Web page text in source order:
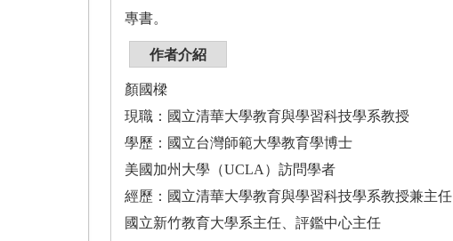
專書。
作者介紹
顏國樑
現職：國立清華大學教育與學習科技學系教授
學歷：國立台灣師範大學教育學博士
美國加州大學（UCLA）訪問學者
經歷：國立清華大學教育與學習科技學系教授兼主任
國立新竹教育大學系主任、評鑑中心主任